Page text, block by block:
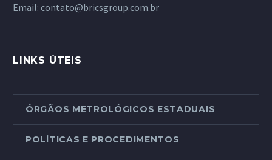
Email: contato@bricsgroup.com.br
LINKS ÚTEIS
ÓRGÃOS METROLÓGICOS ESTADUAIS
POLÍTICAS E PROCEDIMENTOS